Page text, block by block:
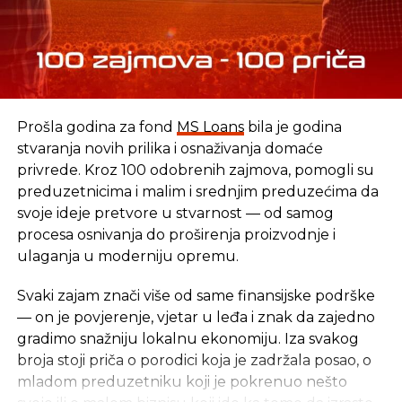
udovoljeno.
REKLAMA
„Ta odredba o visini naknade za članove upravnih i
nadzornih odbora i drugih radnih tijela se mora
primjenjivati, a sve mimo toga bilo bi kršenje
zakona“, rekli su nam u Ministarstvu finansija i
Podsjećanja radi, Zakonom o platama i naknadama
u institucijama BiH, mjesečna naknada članovima
upravnih i nadzornih odbora te radnih tijela
ograničena je na maksimalno 475 KM.
Prošla godina za fond MS Loansbila je godina
stvaranja novih prilika i osnaživanja domaće
privrede. Kroz 100 odobrenih zajmova, pomogli su
preduzetnicima i malim i srednjim preduzećima da
svoje ideje pretvore u stvarnost — od samog
procesa osnivanja do proširenja proizvodnje i
ulaganja u moderniju opremu.
Svaki zajam znači više od same finansijske podrške
— on je povjerenje, vjetar u leđa i znak da zajedno
gradimo snažniju lokalnu ekonomiju. Iza svakog
broja stoji priča o porodici koja je zadržala posao, o
mladom preduzetniku koji je pokrenuo nešto